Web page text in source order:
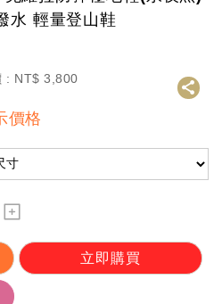
水 輕量登山鞋
: NT$ 3,800
價格
立即購買